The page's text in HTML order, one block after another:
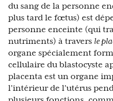
du sang de la personne
plus tard le fœtus) est
personne enceinte (qui
nutriments) à travers le
organe spécialement
cellulaire du blastocyste
placenta est un organe
l'intérieur de l'utérus